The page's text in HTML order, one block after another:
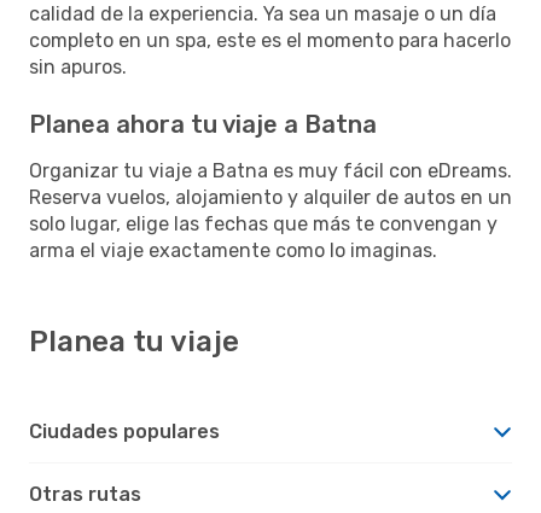
calidad de la experiencia. Ya sea un masaje o un día
completo en un spa, este es el momento para hacerlo
sin apuros.
Planea ahora tu viaje a Batna
Organizar tu viaje a Batna es muy fácil con eDreams.
Reserva vuelos, alojamiento y alquiler de autos en un
solo lugar, elige las fechas que más te convengan y
arma el viaje exactamente como lo imaginas.
Planea tu viaje
Ciudades populares
Otras rutas